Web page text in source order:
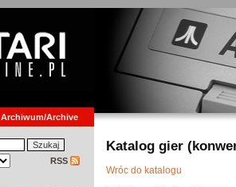
Archiwum/Archive
RSS
Katalog gier
Wróc do katalogu